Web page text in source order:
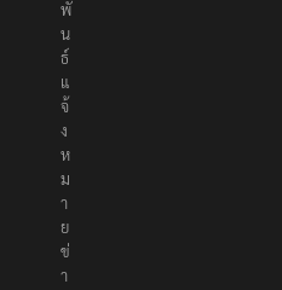
สั
ม
พั
น
ธ์
แ
จ้
ง
ห
ม
า
ย